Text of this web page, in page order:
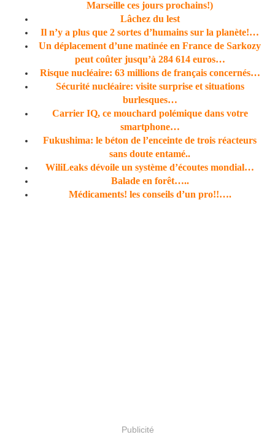
Marseille ces jours prochains!)
Lâchez du lest
Il n’y a plus que 2 sortes d’humains sur la planète!…
Un déplacement d’une matinée en France de Sarkozy
peut coûter jusqu’à 284 614 euros…
Risque nucléaire: 63 millions de français concernés…
Sécurité nucléaire: visite surprise et situations
burlesques…
Carrier IQ, ce mouchard polémique dans votre
smartphone…
Fukushima: le béton de l’enceinte de trois réacteurs
sans doute entamé..
WiliLeaks dévoile un système d’écoutes mondial…
Balade en forêt…..
Médicaments! les conseils d’un pro!!….
Publicité